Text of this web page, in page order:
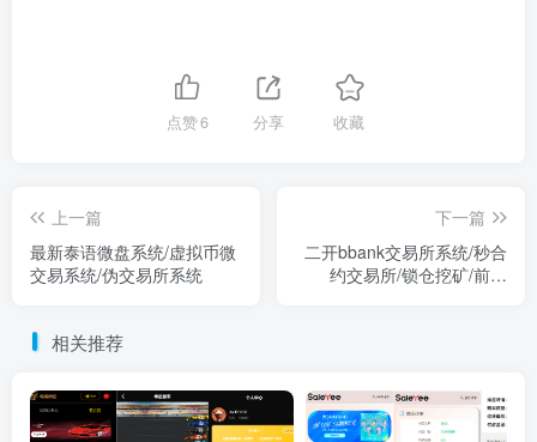
点赞6 分享 收藏
上一篇
最新泰语微盘系统/虚拟币微
交易系统/伪交易所系统
下一篇
二开bbank交易所系统/秒合
约交易所/锁仓挖矿/前端
相关推荐